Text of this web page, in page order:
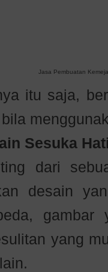
Jasa Pembuatan
itu saja,
Sesuka
dari
desain
yang